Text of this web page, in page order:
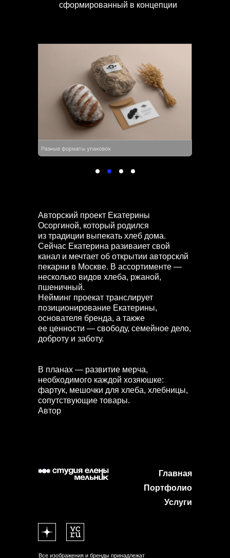
Авторский проект Екатерины
Осоргиной, который родился
из традиции выпекать хлеб дома.
Сейчас Екатерина разиваиет свой
канал и мечтает об открытии авторсклй
пекарни в Москве. В ассортименте —
несколько видов хлеба, ржаной,
пшеничный.
Нейминг проекат транслирует
позиционирование Екатерины,
основателя бренда, а также
ее ценности — свободу, семейное дело,
доброту и заботу.
В планах — развитие мерча,
необходимого каждой хозяюшке:
фартук, мешочки для хлеба, хлебницы,
сопутствующие товары.
Автор
сформированный в концепции
Все изображения и бренды принадлежат
Главная
Портфолио
Услуги